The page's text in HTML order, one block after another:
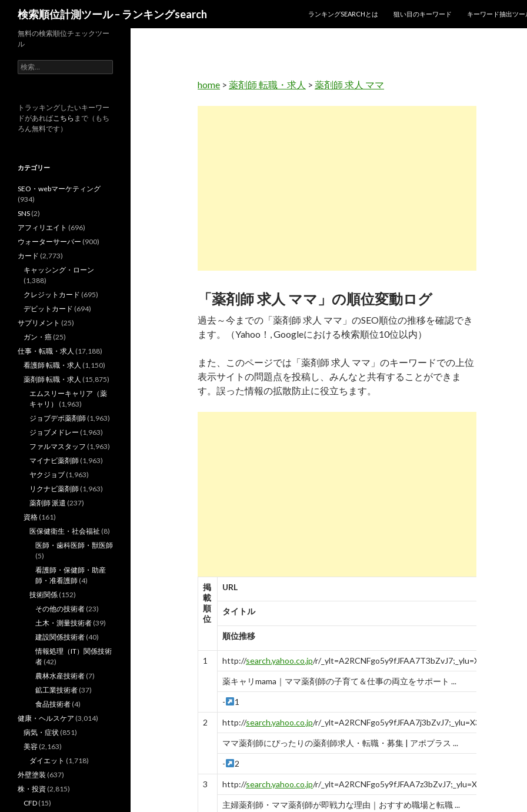
検索順位計測ツール – ランキングsearch
ランキングSEARCHとは
狙い目のキーワード キーワード抽出ツー
home > 薬剤師 転職・求人 > 薬剤師 求人 ママ
「薬剤師 求人 ママ」の順位変動ログ
過去～今までの「薬剤師 求人 ママ」のSEO順位の推移を確認でき
ます。（Yahoo！, Googleにおける検索順位10位以内）
また、このページでは「薬剤師 求人 ママ」のキーワードでの上位
表示サイトの問題点を投稿し、みんなと共有することができま
す。誤った情報の拡散防止に役立ちます。
掲
載
順
位
URL
タイトル
順位推移
1 http://search.yahoo.co.jp/r/
薬キャリmama｜ママ薬剤師の子育て＆仕事の両立をサポート ...
- 1
2 http://search.yahoo.co.jp/r/
ママ薬剤師にぴったりの薬剤師求人・転職・募集 | アポプラス ...
- 2
3 http://search.yahoo.co.jp/r/
主婦薬剤師・ママ薬剤師が即戦力な理由｜おすすめ職場と転職 ...
無料の検索順位チェックツー
ル
検
索
トラッキングしたいキーワー
ドがあればこちら まで（もち
ろん無料です）
カテゴリー
SEO・webマーケティング
(934)
SNS (2)
アフィリエイト (696)
ウォーターサーバー (900)
カード (2,773)
キャッシング・ローン
(1,388)
クレジットカード (695)
デビットカード (694)
サプリメント (25)
ガン・癌 (25)
仕事・転職・求人 (17,188)
看護師 転職・求人 (1,150)
薬剤師 転職・求人 (15,875)
エムスリーキャリア（薬
キャリ）
(1,963)
ジョブデポ薬剤師 (1,963)
ジョブメドレー (1,963)
ファルマスタッフ (1,963)
マイナビ薬剤師 (1,963)
ヤクジョブ (1,963)
リクナビ薬剤師 (1,963)
薬剤師 派遣 (237)
資格 (161)
医保健衛生・社会福祉 (8)
医師・歯科医師・獣医師
(5)
看護師・保健師・助産
師・准看護師 (4)
技術関係 (152)
その他の技術者 (23)
土木・測量技術者 (39)
建設関係技術者 (40)
情報処理（IT）関係技術
者 (42)
農林水産技術者 (7)
鉱工業技術者 (37)
食品技術者 (4)
健康・ヘルスケア (3,014)
病気・症状 (851)
美容 (2,163)
ダイエット (1,718)
外壁塗装 (637)
株・投資 (2,815)
CFD (15)